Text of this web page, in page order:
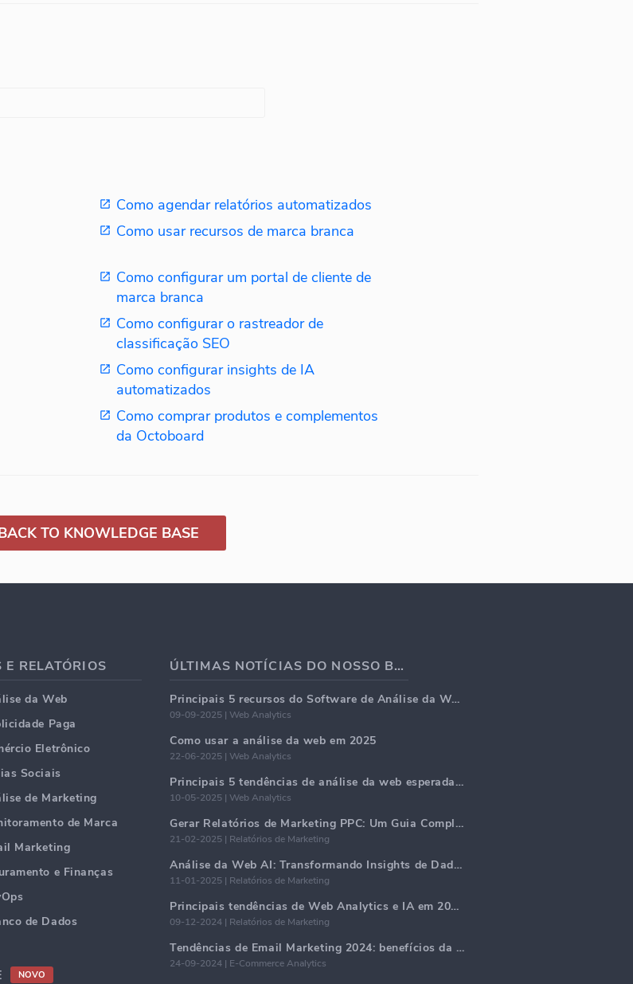
Como agendar relatórios automatizados
Como usar recursos de marca branca
Como configurar um portal de cliente de
marca branca
Como configurar o rastreador de
classificação SEO
Como configurar insights de IA
automatizados
Como comprar produtos e complementos
da Octoboard
TO KNOWLEDGE BASE
RELATÓRIOS
da Web
Paga
Eletrônico
Sociais
de Marketing
de Marca
Marketing
e Finanças
de Dados
NOVO
ÚLTIMAS NOTÍCIAS DO NOSSO BLOG
Principais 5 recursos do Software de Análise da Web em 2025
09-09-2025 | Web Analytics
Como usar a análise da web em 2025
22-06-2025 | Web Analytics
Principais 5 tendências de análise da web esperadas para dominar em 2025
10-05-2025 | Web Analytics
Gerar Relatórios de Marketing PPC: Um Guia Completo
21-02-2025 | Relatórios de Marketing
Análise da Web AI: Transformando Insights de Dados com Precisão
11-01-2025 | Relatórios de Marketing
Principais tendências de Web Analytics e IA em 2024
09-12-2024 | Relatórios de Marketing
Tendências de Email Marketing 2024: benefícios da hiper-personalização
24-09-2024 | E-Commerce Analytics